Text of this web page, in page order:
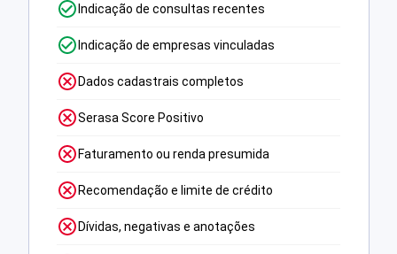
Indicação de consultas recentes
Indicação de empresas vinculadas
Dados cadastrais completos
Serasa Score Positivo
Faturamento ou renda presumida
Recomendação e limite de crédito
Dívidas, negativas e anotações